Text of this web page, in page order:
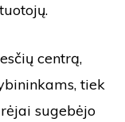
centrą,
tiek
sugebėjo